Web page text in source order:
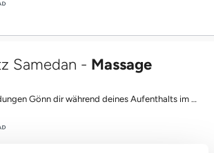
Samedan - Massage
dir während deines Aufenthalts im Hotel Donatz Samedan eine wohltuende...